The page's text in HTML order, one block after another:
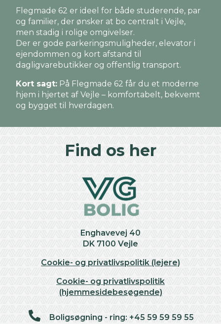
Flegmade 62 er ideel for både studerende, par
og familier, der ønsker at bo centralt i Vejle,
men stadig i rolige omgivelser.
Der er gode parkeringsmuligheder, elevator i
ejendommen og kort afstand til
dagligvarebutikker og offentlig transport.
Kort sagt: På Flegmade 62 får du et moderne
hjem i hjertet af Vejle – komfortabelt, bekvemt
og bygget til hverdagen.
Find os her
Enghavevej 40
DK 7100 Vejle
Cookie- og privatlivspolitik (lejere)
Cookie- og privatlivspolitik
(hjemmesidebesøgende)
Boligsøgning - ring: +45 59 59 59 55